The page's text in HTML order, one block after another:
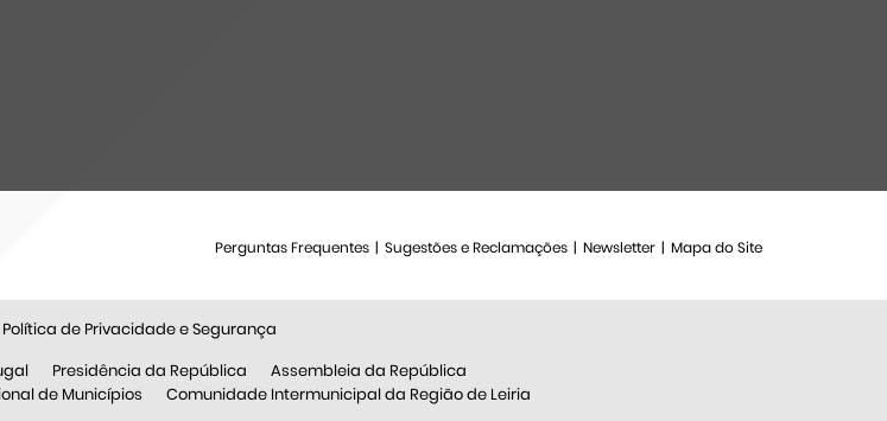
Perguntas Frequentes Sugestões e Reclamações Newsletter Mapa do Site
Política de Privacidade e Segurança
Presidência da República
Assembleia da República
de Municípios
Comunidade Intermunicipal da Região de Leiria